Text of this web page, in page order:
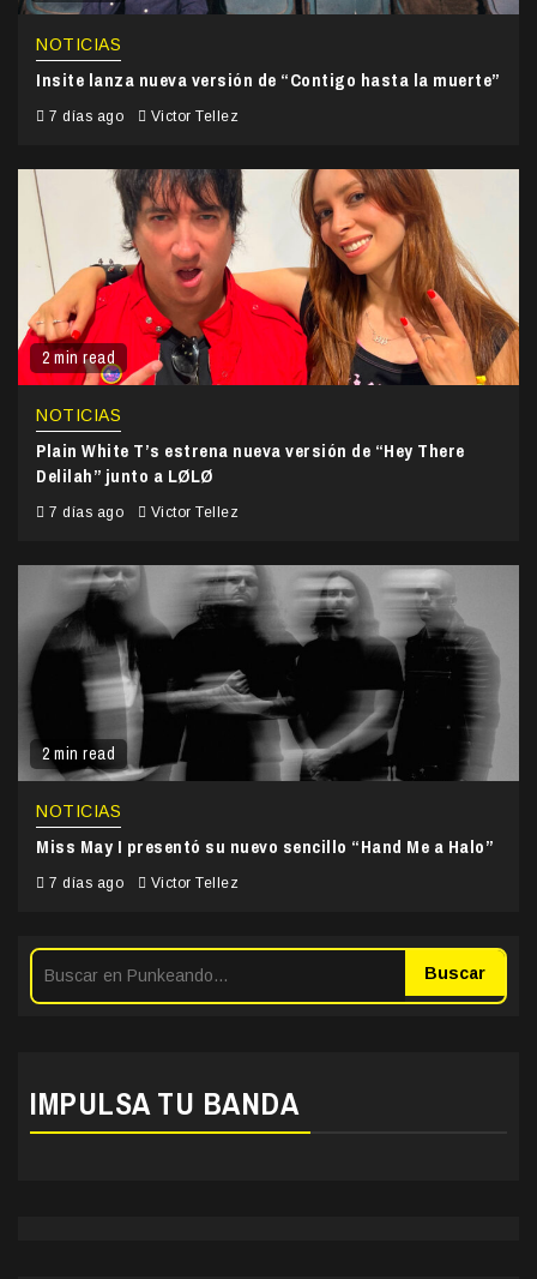
NOTICIAS
Insite lanza nueva versión de “Contigo hasta la muerte”
7 días ago Victor Tellez
2 min read
NOTICIAS
Plain White T’s estrena nueva versión de “Hey There
Delilah” junto a LØLØ
7 días ago Victor Tellez
2 min read
NOTICIAS
Miss May I presentó su nuevo sencillo “Hand Me a Halo”
7 días ago Victor Tellez
Buscar
IMPULSA TU BANDA